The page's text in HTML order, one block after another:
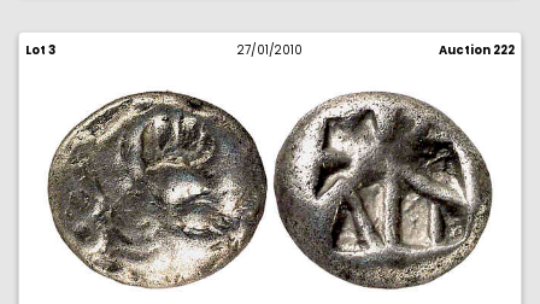
Lot 3 27/01/2010 Auction 222